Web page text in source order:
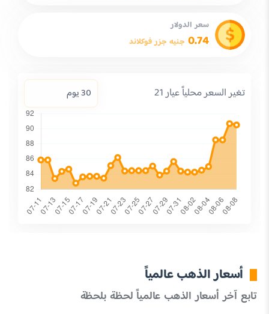
سعر الدولار
0.74 جنيه جزر فوكلاند
تغير السعر محلياً عيار 21
أسعار الذهب عالمياً
تابع آخر أسعار الذهب عالمياً لحظة بلحظة